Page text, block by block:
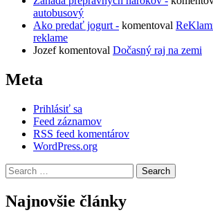
autobusový
Ako predať jogurt - komentoval
reklame
Jozefkomentoval Dočasný raj na zemi
Meta
Prihlásiť sa
Feed záznamov
RSS feed komentárov
WordPress.org
Search
for:
Najnovšie články